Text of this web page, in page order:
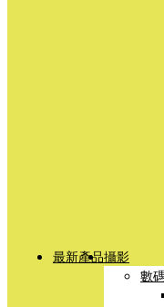
最新產品攝影
數